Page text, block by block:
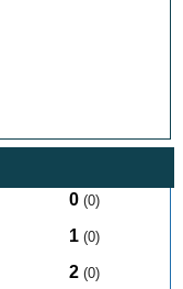
0 (0)
1 (0)
2 (0)